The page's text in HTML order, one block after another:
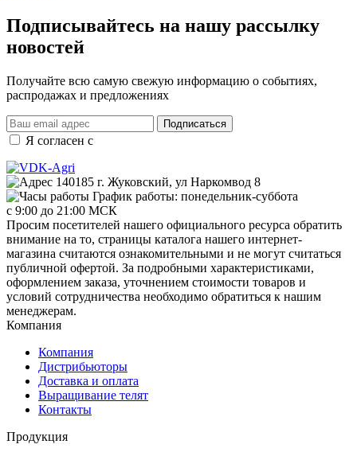
Подписывайтесь на нашу рассылку
новостей
Получайте всю самую свежую информацию о событиях,
распродажах и предложениях
Подписаться
Я согласен с
140185 г. Жуковский, ул Наркомвод 8
График работы: понедельник-суббота
с 9:00 до 21:00 МСК
Просим посетителей нашего официального ресурса обратить
внимание на то, страницы каталога нашего интернет-
магазина считаются ознакомительными и не могут считаться
публичной офертой. За подробными характеристиками,
оформлением заказа, уточнением стоимости товаров и
условий сотрудничества необходимо обратиться к нашим
менеджерам.
Компания
Компания
Дистрибьюторы
Доставка и оплата
Выращивание телят
Контакты
Продукция